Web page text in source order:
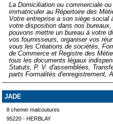
La Domiciliation ou commerciale
immatriculer au Répertoire des
Votre entreprise a son siège
votre disposition dans nos
pouvons mettre un bureau à votre
vos fournisseurs, organiser vos
vous les Créations de sociétés,
de Commerce et Registre des
tous les documents légaux
Statuts, P. V. d'assemblées,
parts Formalités d'enregistrement,
JADE
8 chemin malcoutures
95220 - HERBLAY